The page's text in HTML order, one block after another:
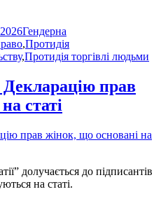
Гендерна
,Протидія
,Протидія торгівлі людьми
прав
статі
долучається до підписантів
на статі.